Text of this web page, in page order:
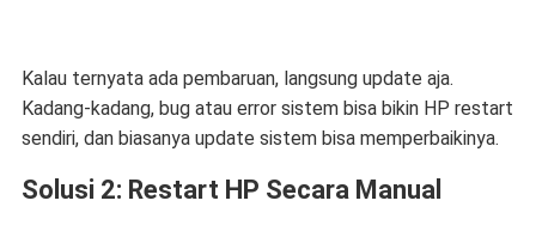
Kalau ternyata ada pembaruan, langsung update aja.
Kadang-kadang, bug atau error sistem bisa bikin HP restart
sendiri, dan biasanya update sistem bisa memperbaikinya.
Solusi 2: Restart HP Secara Manual